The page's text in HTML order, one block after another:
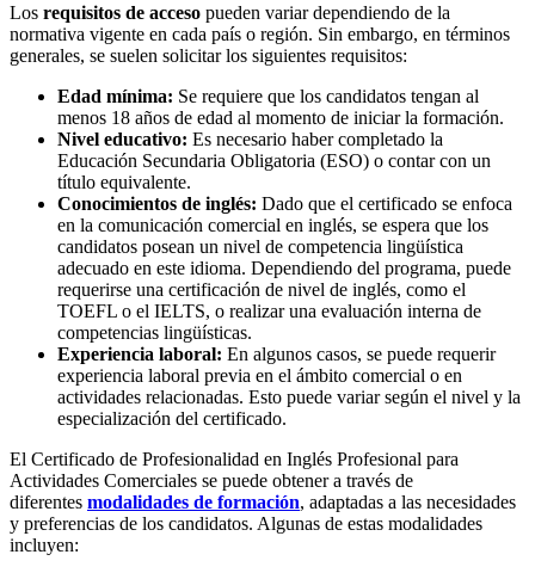
Los requisitos de acceso pueden variar dependiendo de la
normativa vigente en cada país o región. Sin embargo, en términos
generales, se suelen solicitar los siguientes requisitos:
Edad mínima: Se requiere que los candidatos tengan al
menos 18 años de edad al momento de iniciar la formación.
Nivel educativo: Es necesario haber completado la
Educación Secundaria Obligatoria (ESO) o contar con un
título equivalente.
Conocimientos de inglés: Dado que el certificado se enfoca
en la comunicación comercial en inglés, se espera que los
candidatos posean un nivel de competencia lingüística
adecuado en este idioma. Dependiendo del programa, puede
requerirse una certificación de nivel de inglés, como el
TOEFL o el IELTS, o realizar una evaluación interna de
competencias lingüísticas.
Experiencia laboral: En algunos casos, se puede requerir
experiencia laboral previa en el ámbito comercial o en
actividades relacionadas. Esto puede variar según el nivel y la
especialización del certificado.
El Certificado de Profesionalidad en Inglés Profesional para
Actividades Comerciales se puede obtener a través de
diferentes modalidades de formación, adaptadas a las necesidades
y preferencias de los candidatos. Algunas de estas modalidades
incluyen: